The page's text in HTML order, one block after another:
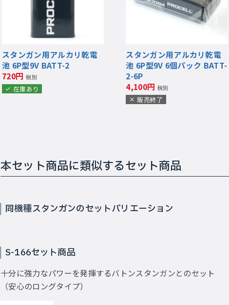
スタンガン用アルカリ乾電
池 6P型9V BATT-2
720円 税別
在庫あり
スタンガン用アルカリ乾電
池 6P型9V 6個パック BATT-
2-6P
4,100円 税別
販売終了
本セット商品に類似するセット商品
同機種スタンガンのセットバリエーション
S-166セット商品
十分に強力なパワーを発揮するバトンスタンガンとのセット
（安心のロングタイプ）